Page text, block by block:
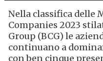
Nella classifica delle
Companies 2023
Group (BCG) le
continuano a
con ben cinque